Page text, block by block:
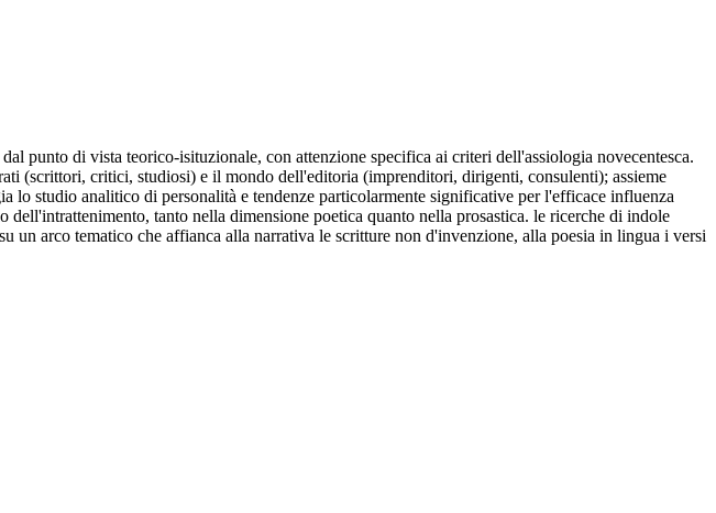
punto di vista teorico-isituzionale, con attenzione specifica ai criteri dell'assiologia novecentesca.
(scrittori, critici, studiosi) e il mondo dell'editoria (imprenditori, dirigenti, consulenti); assieme
studio analitico di personalità e tendenze particolarmente significative per l'efficace influenza
tanto nella dimensione poetica quanto nella prosastica. le ricerche di indole
arco tematico che affianca alla narrativa le scritture non d'invenzione, alla poesia in lingua i versi